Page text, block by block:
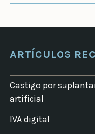
ARTÍCULOS
Castigo por
artificial
IVA digital